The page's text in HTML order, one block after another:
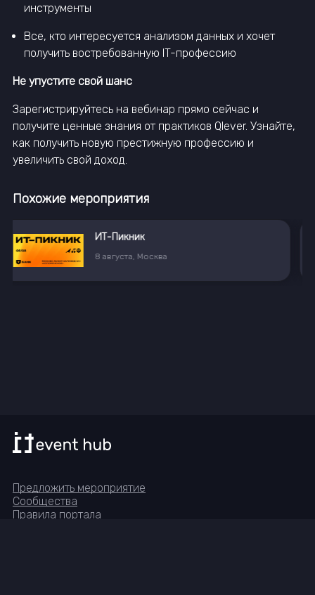
инструменты
Все, кто интересуется анализом данных и хочет
получить востребованную IT-профессию
Не упустите свой шанс
Зарегистрируйтесь на вебинар прямо сейчас и
получите ценные знания от практиков Qlever. Узнайте,
как получить новую престижную профессию и
увеличить свой доход.
Похожие мероприятия
13 августа
Предложить мероприятие
Сообщества
Правила портала